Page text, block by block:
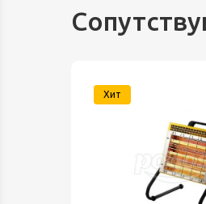
Хит